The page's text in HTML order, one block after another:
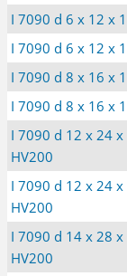
I 7090 d 6 x 12 x
I 7090 d 6 x 12 x
I 7090 d 8 x 16 x
I 7090 d 8 x 16 x
I 7090 d 12 x 24
HV200
I 7090 d 12 x 24
HV200
I 7090 d 14 x 28
HV200